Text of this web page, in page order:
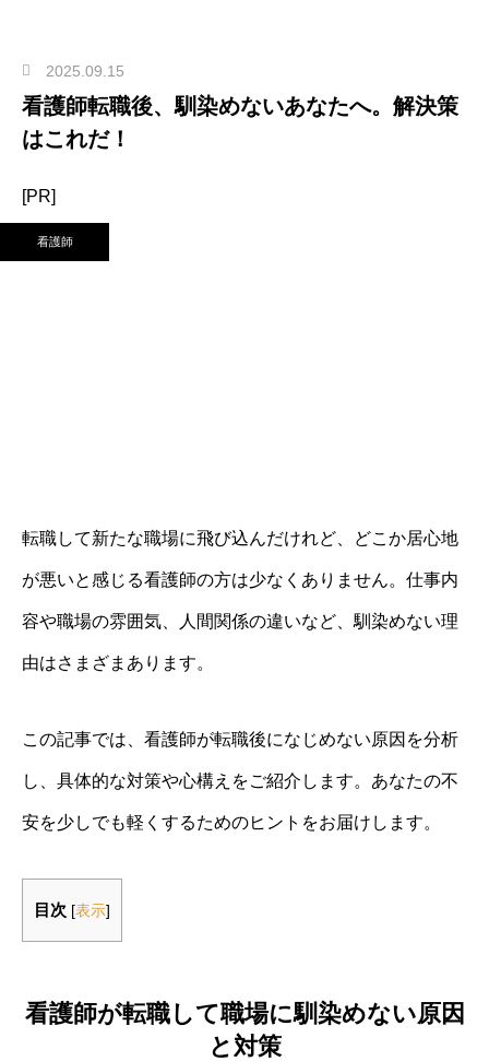
2025.09.15
看護師転職後、馴染めないあなたへ。解決策
はこれだ！
[PR]
看護師
転職して新たな職場に飛び込んだけれど、どこか居心地
が悪いと感じる看護師の方は少なくありません。仕事内
容や職場の雰囲気、人間関係の違いなど、馴染めない理
由はさまざまあります。
この記事では、看護師が転職後になじめない原因を分析
し、具体的な対策や心構えをご紹介します。あなたの不
安を少しでも軽くするためのヒントをお届けします。
目次 [表示]
看護師が転職して職場に馴染めない原因
と対策